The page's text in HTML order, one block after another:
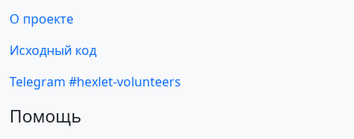
О проекте
Исходный код
Telegram #hexlet-volunteers
Помощь